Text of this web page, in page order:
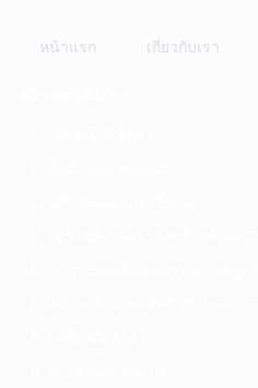
หน้าแรก เกี่ยวกับเรา
D. เครื่องมือก่อสร้าง-เครื่องมืออุต